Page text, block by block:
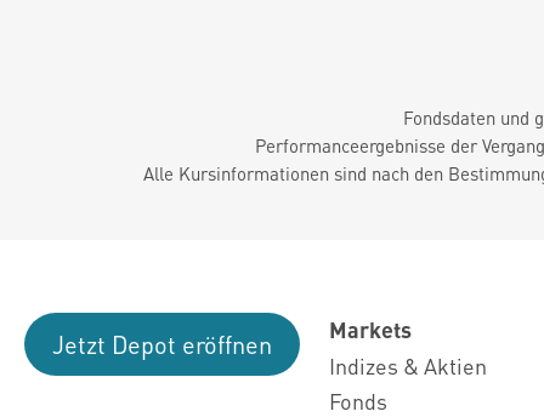
Fondsdaten und
Performanceergebnisse der
Alle Kursinformationen sind nach den
Jetzt Depot eröffnen
Markets
Indizes & Aktien
Fonds